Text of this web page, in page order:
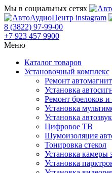
Мы в социальных сетях
8 (3822) 97-99-00
+7 923 457 9900
Меню
Каталог товаров
Установочный комплекс
Ремонт
Установка
Ремонт брелоков и
Установка
Установка
Цифровое ТВ
Шумоизоляция
Тонировка стекол
Установка камеры
Установка